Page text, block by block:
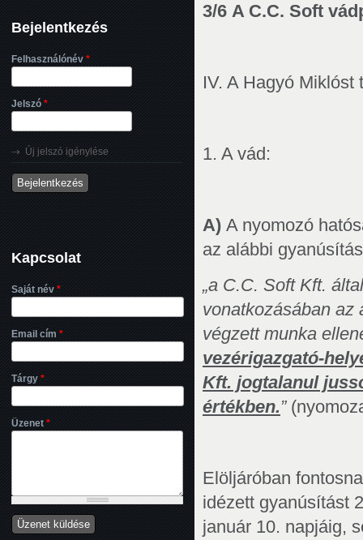
3/6 A C.C. Soft
IV. A Hagyó
1. A vád:
A) A nyomozó
az alábbi
„a C.C. Soft Kft.
vonatkozásában az
végzett munka
vezérigazgató-
Kft. jogtalanul
értékben.”
Elöljáróban
idézett gyanúsítást
január 10. napjáig,
Bejelentkezés
Felhasználónév *
Jelszó *
Új jelszó igénylése
Kapcsolat
Saját név *
Email cím *
Tárgy *
Üzenet *